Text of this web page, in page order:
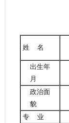
姓 名
出生年
月
政治面
貌
专 业